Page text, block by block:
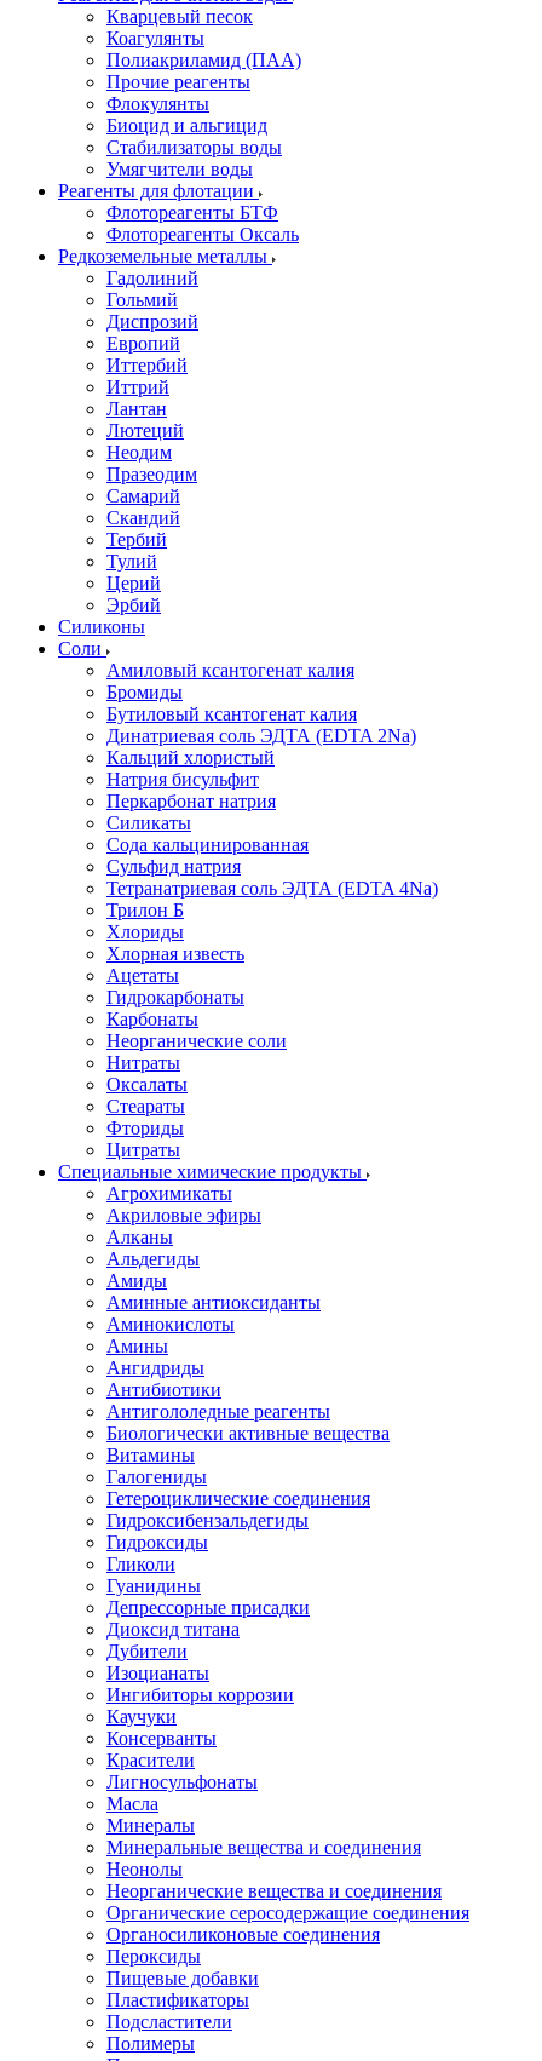
Кварцевый песок
Коагулянты
Полиакриламид (ПАА)
Прочие реагенты
Флокулянты
Биоцид и альгицид
Стабилизаторы воды
Умягчители воды
Реагенты для флотации
Флотореагенты БТФ
Флотореагенты Оксаль
Редкоземельные металлы
Гадолиний
Гольмий
Диспрозий
Европий
Иттербий
Иттрий
Лантан
Лютеций
Неодим
Празеодим
Самарий
Скандий
Тербий
Тулий
Церий
Эрбий
Силиконы
Соли
Амиловый ксантогенат калия
Бромиды
Бутиловый ксантогенат калия
Динатриевая соль ЭДТА (EDTA 2Na)
Кальций хлористый
Натрия бисульфит
Перкарбонат натрия
Силикаты
Сода кальцинированная
Сульфид натрия
Тетранатриевая соль ЭДТА (EDTA 4Na)
Трилон Б
Хлориды
Хлорная известь
Ацетаты
Гидрокарбонаты
Карбонаты
Неорганические соли
Нитраты
Оксалаты
Стеараты
Фториды
Цитраты
Специальные химические продукты
Агрохимикаты
Акриловые эфиры
Алканы
Альдегиды
Амиды
Аминные антиоксиданты
Аминокислоты
Амины
Ангидриды
Антибиотики
Антигололедные реагенты
Биологически активные вещества
Витамины
Галогениды
Гетероциклические соединения
Гидроксибензальдегиды
Гидроксиды
Гликоли
Гуанидины
Депрессорные присадки
Диоксид титана
Дубители
Изоцианаты
Ингибиторы коррозии
Каучуки
Консерванты
Красители
Лигносульфонаты
Масла
Минералы
Минеральные вещества и соединения
Неонолы
Неорганические вещества и соединения
Органические серосодержащие соединения
Органосиликоновые соединения
Пероксиды
Пищевые добавки
Пластификаторы
Подсластители
Полимеры